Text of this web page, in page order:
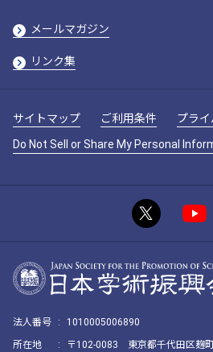
メールマガジン
リンク集
サイトマップ ご利用条件
プラ
Do Not Sell or Share My Personal
法人番号 :
1010005006890
所在地
: 〒102-0083 東京都千代田区麹町